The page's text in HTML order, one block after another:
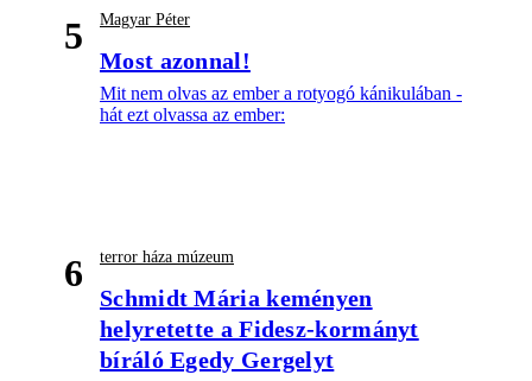
5 Magyar Péter
Most azonnal!
Mit nem olvas az ember a rotyogó kánikulában -
hát ezt olvassa az ember:
6 terror háza múzeum
Schmidt Mária keményen
helyretette a Fidesz-kormányt
bíráló Egedy Gergelyt